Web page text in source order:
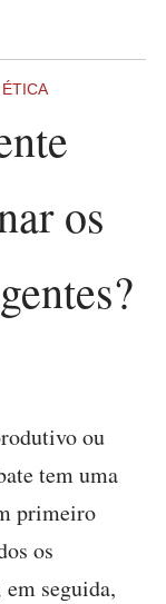
ÉTICA
os
ou
tem uma
primeiro
os
seguida,